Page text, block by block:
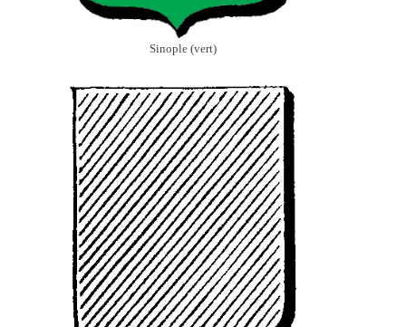
Sinople (vert)